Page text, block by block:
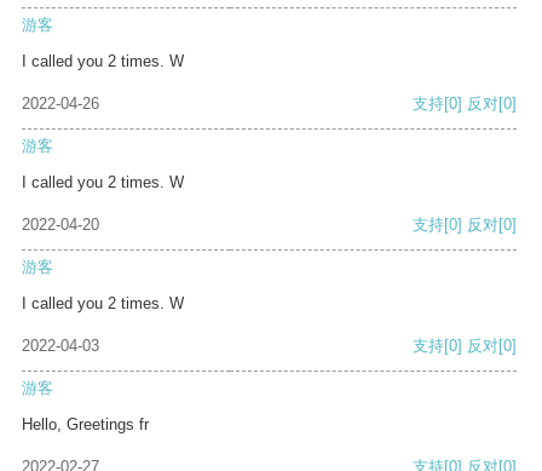
游客
I called you 2 times. W
2022-04-26 支持[0] 反对[0]
游客
I called you 2 times. W
2022-04-20 支持[0] 反对[0]
游客
I called you 2 times. W
2022-04-03 支持[0] 反对[0]
游客
Hello, Greetings fr
2022-02-27 支持[0] 反对[0]